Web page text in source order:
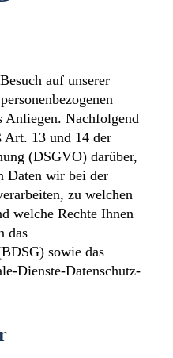
auf unserer
Anliegen. Nachfolgend
Art. 13 und 14 der
(DSGVO) darüber,
Daten wir bei der
zu welchen
welche Rechte Ihnen
das
sowie das
Dienste-Datenschutz-